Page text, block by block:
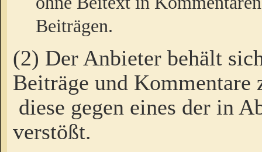
Beiträgen.
(2) Der Anbieter behält
Beiträge und Kommentare
diese gegen eines der in
verstößt.